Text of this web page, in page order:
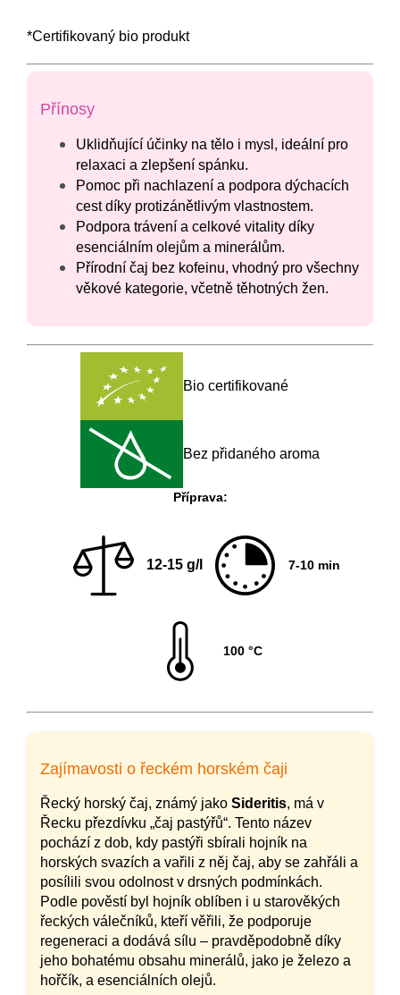
*Certifikovaný bio produkt
Přínosy
Uklidňující účinky na tělo i mysl, ideální pro
relaxaci a zlepšení spánku.
Pomoc při nachlazení a podpora dýchacích
cest díky protizánětlivým vlastnostem.
Podpora trávení a celkové vitality díky
esenciálním olejům a minerálům.
Přírodní čaj bez kofeinu, vhodný pro všechny
věkové kategorie, včetně těhotných žen.
Bio certifikované
Bez přidaného aroma
Příprava:
12-15 g/l 7-10 min
100 °C
Zajímavosti o řeckém horském čaji
Řecký horský čaj, známý jako Sideritis, má v
Řecku přezdívku „čaj pastýřů“. Tento název
pochází z dob, kdy pastýři sbírali hojník na
horských svazích a vařili z něj čaj, aby se zahřáli a
posílili svou odolnost v drsných podmínkách.
Podle pověstí byl hojník oblíben i u starověkých
řeckých válečníků, kteří věřili, že podporuje
regeneraci a dodává sílu – pravděpodobně díky
jeho bohatému obsahu minerálů, jako je železo a
hořčík, a esenciálních olejů.